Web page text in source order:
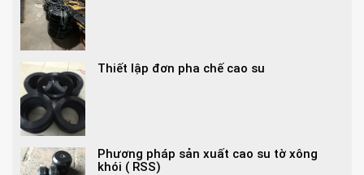
Thiết lập đơn pha chế cao su
Phương pháp sản xuất cao su tờ xông
khói ( RSS)